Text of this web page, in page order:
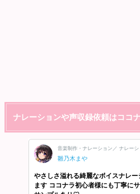
ナレーションや声収録依頼はココ